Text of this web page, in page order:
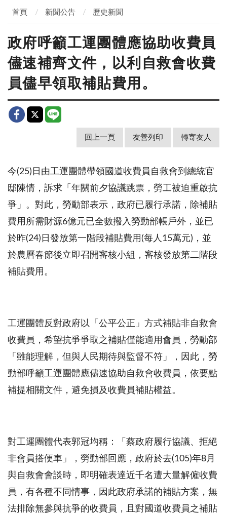
首頁 新聞公告 歷史新聞
政府呼籲工運團體應協助收費員
儘速補齊文件，以利自救會收費
員儘早領取補貼費用。
回上一頁 友善列印 轉寄友人
今(25) 日由工運團體帶領國道收費員自救會到總統官
邸陳情，訴求「年關前夕協議跳票，勞工被迫重啟抗
爭」。對此，勞動部表示，政府已履行承諾，除補貼
費用所需財源6億元已全數撥入勞動部帳戶外，並已
於昨(24) 日發放第一階段補貼費用(每人 15萬元) ，並
於農曆春節後立即召開審核小組，審核發放第二階段
補貼費用。
工運團體反對政府以「公平公正」方式補貼非自救會
收費員，希望抗爭爭取之補貼僅能適用會員，勞動部
「雖能理解，但與人民期待與監督不符」，因此，勞
動部呼籲工運團體應儘速協助自救會收費員，依要點
補提相關文件，避免損及收費員補貼權益。
對工運團體代表郭冠均稱：「蔡政府履行協議、拒絕
非會員搭便車」，勞動部回應，政府於去(105)年8月
與自救會會談時，即明確表達近千名遭大量解僱收費
員，有各種不同情事，因此政府承諾的補貼方案，無
法排除無參與抗爭的收費員，且對國道收費員之補貼